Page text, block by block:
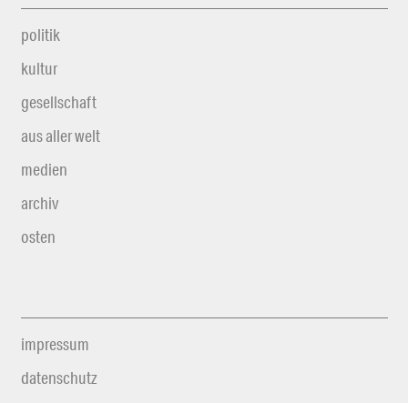
politik
kultur
gesellschaft
aus aller welt
medien
archiv
osten
impressum
datenschutz